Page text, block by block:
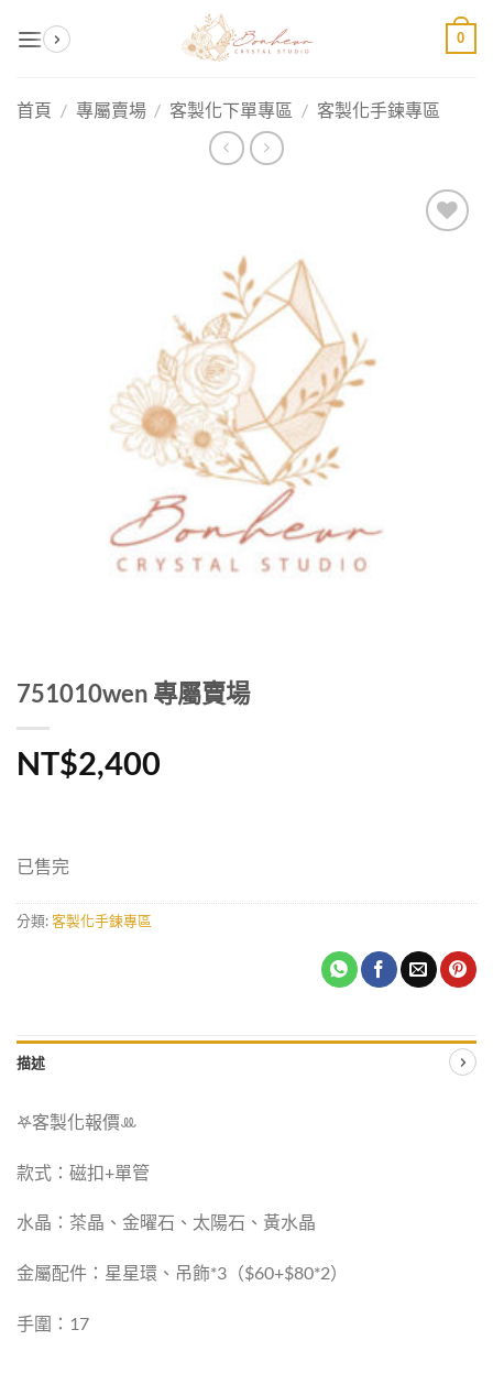
0
首頁 / 專屬賣場 / 客製化下單專區 / 客製化手鍊專區
751010wen 專屬賣場
NT$2,400
已售完
分類:客製化手鍊專區
描述
𖤐客製化報價‪ꔛ
款式：磁扣+單管
水晶：茶晶、金曜石、太陽石、黃水晶
金屬配件：星星環、吊飾*3（$60+$80*2）
手圍：17